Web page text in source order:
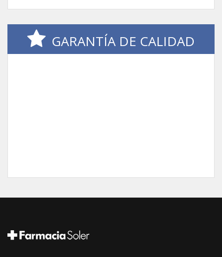
GARANTÍA DE CALIDAD